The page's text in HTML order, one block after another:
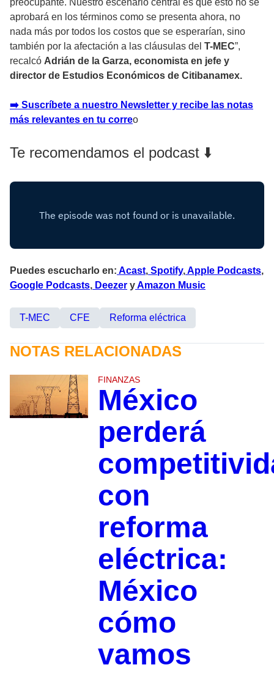
aprobará en los términos como se presenta ahora, no
nada más por todos los costos que se esperarían, sino
también por la afectación a las cláusulas del T-MEC”,
recalcó Adrián de la Garza, economista en jefe y
director de Estudios Económicos de Citibanamex.
➡️ Suscríbete a nuestro Newsletter y recibe las notas
más relevantes en tu correo
Te recomendamos el podcast ⬇️
Puedes escucharlo en: Acast, Spotify,Apple Podcasts,
Google Podcasts, Deezer yAmazon Music
T-MEC CFE Reforma eléctrica
NOTAS RELACIONADAS
FINANZAS
México
perderá
con
reforma
eléctrica:
México
cómo
vamos